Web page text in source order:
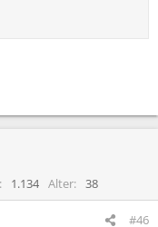
1.134 Alter 38
#46